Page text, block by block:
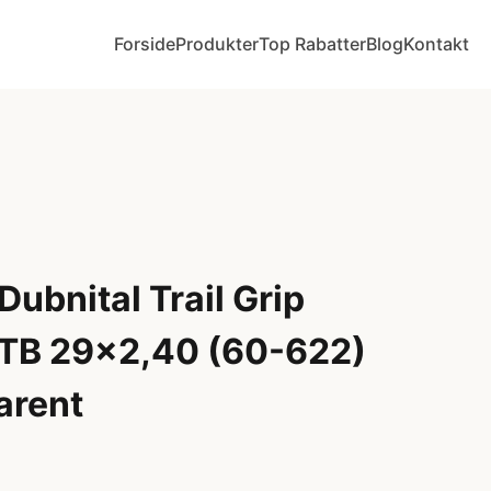
ForsideProdukterTop RabatterBlogKontakt
Trail Grip
29x2,40 (60-622)